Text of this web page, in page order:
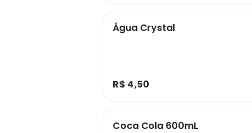
Água Crystal
R$ 4,50
Coca Cola 600mL